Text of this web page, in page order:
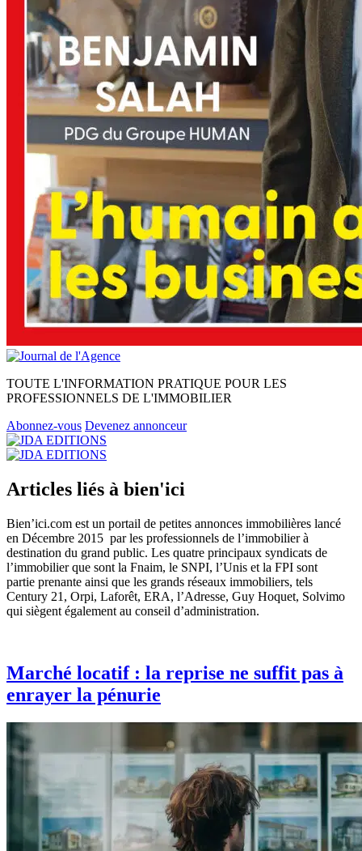
TOUTE L'INFORMATION PRATIQUE POUR LES
PROFESSIONNELS DE L'IMMOBILIER
Abonnez-vous Devenez annonceur
Articles liés à bien'ici
Bien’ici.com est un portail de petites annonces immobilières lancé
en Décembre 2015 par les professionnels de l’immobilier à
destination du grand public. Les quatre principaux syndicats de
l’immobilier que sont la Fnaim, le SNPI, l’Unis et la FPI sont
partie prenante ainsi que les grands réseaux immobiliers, tels
Century 21, Orpi, Laforêt, ERA, l’Adresse, Guy Hoquet, Solvimo
qui siègent également au conseil d’administration.
Marché locatif : la reprise ne suffit pas à
enrayer la pénurie